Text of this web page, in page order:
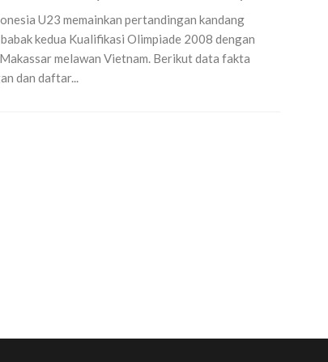
U23 memainkan pertandingan kandang
kedua Kualifikasi Olimpiade 2008 dengan
melawan Vietnam. Berikut data fakta
dan daftar...